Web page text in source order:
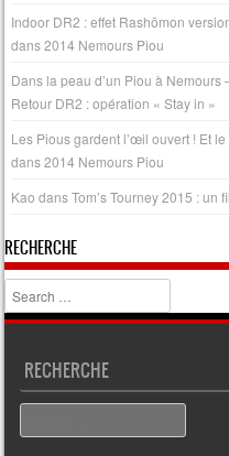
Indoor DR2 : effet Rashōmon
dans2014 Nemours Piou
Dans la peau d’un Piou à
Retour DR2 : opération « Stay in »
Les Pious gardent l’œil ouvert ! Et
dans2014 Nemours Piou
Kao dansTom’s Tourney 2015 : un
RECHERCHE
Search
RECHERCHE